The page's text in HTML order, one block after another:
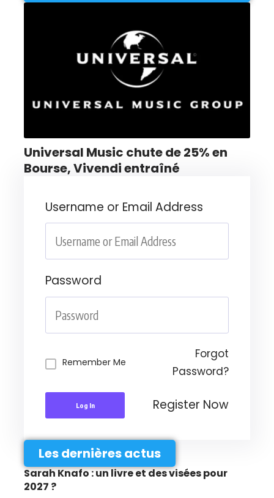
Universal Music chute de 25% en
Bourse, Vivendi entraîné
Username or Email Address
Password
Remember Me
Forgot
Password?
Log In Register Now
Les dernières actus
Sarah Knafo : un livre et des visées pour
2027 ?